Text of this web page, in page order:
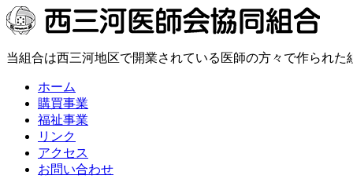
当組合は西三河地区で開業されている医師の方々で作られた
ホーム
購買事業
福祉事業
リンク
アクセス
お問い合わせ